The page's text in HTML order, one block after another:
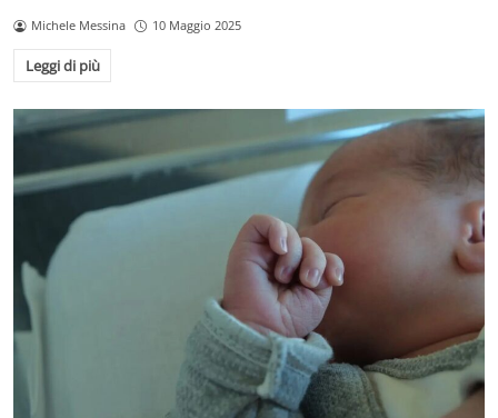
Michele Messina 10 Maggio 2025
Leggi di più